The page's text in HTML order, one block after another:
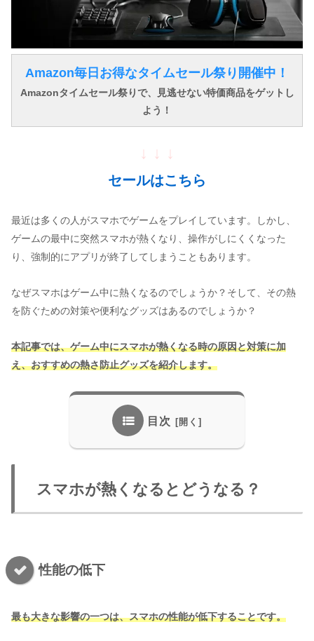
Amazon毎日お得なタイムセール祭り開催中！
Amazonタイムセール祭りで、見逃せない特価商品をゲットし
よう！
↓ ↓ ↓
セールはこちら
最近は多くの人がスマホでゲームをプレイしています。しかし、
ゲームの最中に突然スマホが熱くなり、操作がしにくくなった
り、強制的にアプリが終了してしまうこともあります。
なぜスマホはゲーム中に熱くなるのでしょうか？そして、その熱
を防ぐための対策や便利なグッズはあるのでしょうか？
本記事では、ゲーム中にスマホが熱くなる時の原因と対策に加
え、おすすめの熱さ防止グッズを紹介します。
目次
スマホが熱くなるとどうなる？
性能の低下
最も大きな影響の一つは、スマホの性能が低下することです。